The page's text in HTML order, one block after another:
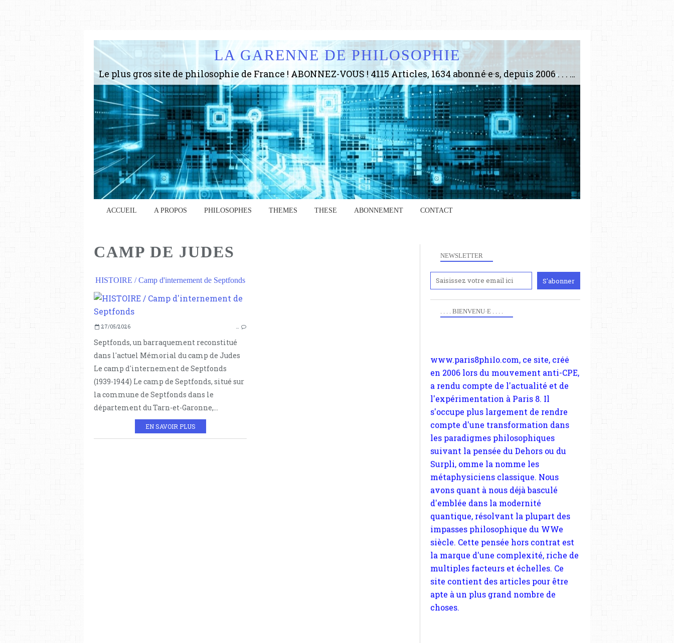
LA GARENNE DE PHILOSOPHIE
Le plus gros site de philosophie de France ! ABONNEZ-VOUS ! 4115 Articles, 1634 abonné·e·s, depuis 2006 . . . . . . . . 2 852 214 pages vues jusqu'à présent. Prestance et être apte à un plus grand nombre de choses.
ACCUEIL A PROPOS PHILOSOPHES THEMES THESE ABONNEMENT CONTACT
CAMP DE JUDES
HISTOIRE / Camp d'internement de Septfonds
27/05/2026 …
Septfonds, un barraquement reconstitué
dans l'actuel Mémorial du camp de Judes
Le camp d'internement de Septfonds
(1939-1944) Le camp de Septfonds, situé sur
la commune de Septfonds dans le
département du Tarn-et-Garonne,...
EN SAVOIR PLUS
NEWSLETTER
. . . . BIENVENU·E . . . .
Anciennement
www.paris8philo.com, ce site, créé
en 2006 lors du mouvement anti-CPE,
s'occupe plus largement de rendre
compte d'une transformation dans
les paradigmes philosophiques
suivant la pensée du Dehors ou du
Surpli, omme la nomme les
métaphysiciens classique. Nous
avons quant à nous déjà basculé
d'emblée dans la modernité
quantique, résolvant la plupart des
impasses philosophique du WWe
siècle. Cette pensée hors contrat est
la marque d'une complexité, riche de
multiples facteurs et échelles. Ce
site contient des articles pour être
apte à un plus grand nombre de
choses.